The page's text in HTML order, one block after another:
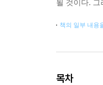
될 것이다.
책의 일부 내용
목차